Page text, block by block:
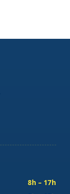
8h – 17h